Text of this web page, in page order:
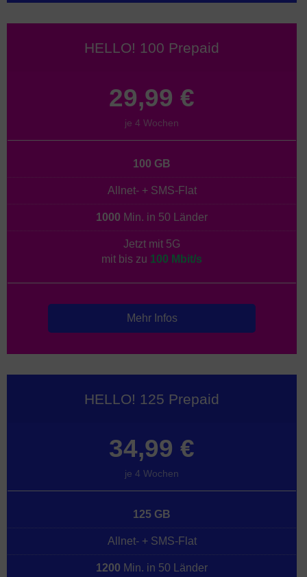
HELLO! 100 Prepaid
29,99 €
je 4 Wochen
100 GB
Allnet- + SMS-Flat
1000 Min. in 50 Länder
Jetzt mit 5G
mit bis zu 100 Mbit/s
Mehr Infos
HELLO! 125 Prepaid
34,99 €
je 4 Wochen
125 GB
Allnet- + SMS-Flat
1200 Min. in 50 Länder